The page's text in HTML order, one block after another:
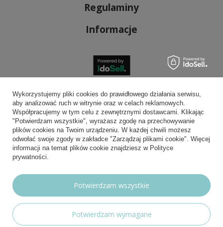
Regulaminy
Informacje
Bezpieczne płatności
Wygodna dostawa
Możesz nam zaufać
Nasze social media
Wykorzystujemy pliki cookies do prawidłowego działania serwisu,
aby analizować ruch w witrynie oraz w celach reklamowych.
Współpracujemy w tym celu z zewnętrznymi dostawcami. Klikając
"Potwierdzam wszystkie", wyrażasz zgodę na przechowywanie
plików cookies na Twoim urządzeniu. W każdej chwili możesz
odwołać swoje zgody w zakładce "Zarządzaj plikami cookie". Więcej
informacji na temat plików cookie znajdziesz w Polityce
prywatności.
Potwierdzam wymagane
Potwierdzam wszystkie